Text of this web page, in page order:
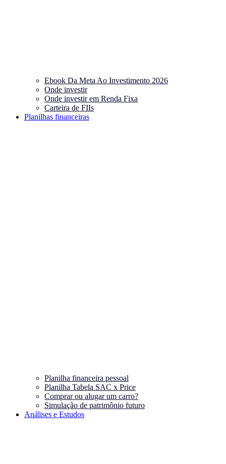
Ebook Da Meta Ao Investimento 2026
Onde investir
Onde investir em Renda Fixa
Carteira de FIIs
Planilhas financeiras
Planilha financeira pessoal
Planilha Tabela SAC x Price
Comprar ou alugar um carro?
Simulação de patrimônio futuro
Análises e Estudos